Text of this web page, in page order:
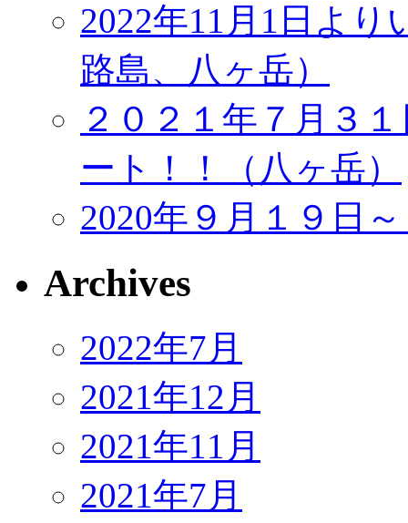
2022年11月1日よ
路島、八ヶ岳）
２０２１年７月３
ート！！（八ヶ岳）
2020年９月１９日
Archives
2022年7月
2021年12月
2021年11月
2021年7月